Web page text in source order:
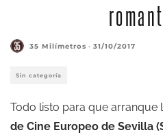
35 Milímetros · 31/10/2017
Sin categoría
Todo listo para que arranque
de Cine Europeo de Sevilla